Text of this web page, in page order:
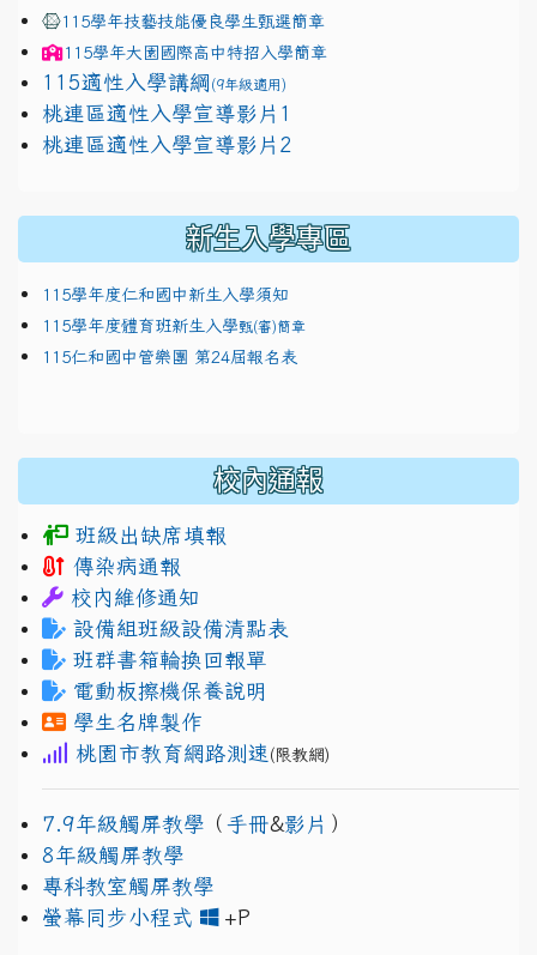
115學年技藝技能優良學生甄選簡章
115學年大園國際高中特招入學簡章
115適性入學講綱 (9年級適用)
link to https://docs.google.com/presentation/d/
桃連區適性入學宣導影片1
link to https://docs.google.com/presentation/d/
桃連區適性入學宣導影片2
新生入學專區
115學年度仁和國中新生入學須知
115學年度體育班新生入學甄(審)簡章
115仁和國中管樂團 第24屆報名表
校內通報
班級出缺席填報
傳染病通報
校內維修通知
設備組班級設備清點表
班群書箱輪換回報單
電動板擦機保養說明
學生名牌製作
桃園市教育網路測速 (限教網)
7.9年級觸屏教學 （ 手冊&影片 ）
8年級觸屏教學
專科教室觸屏教學
螢幕同步小程式
+P